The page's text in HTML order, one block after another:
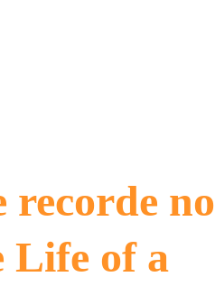
no
Life of a